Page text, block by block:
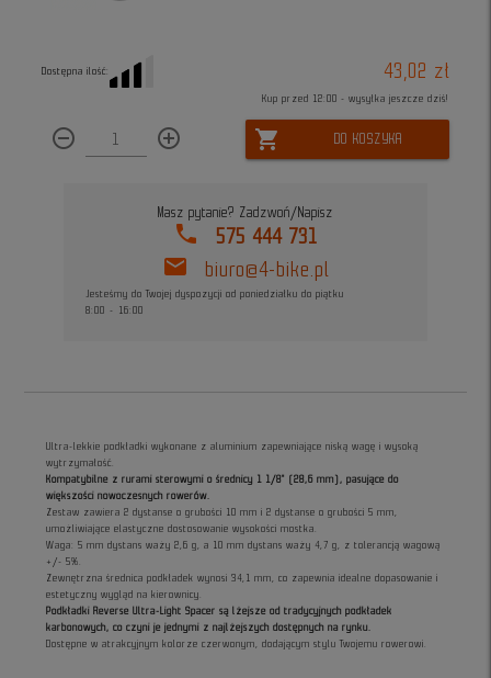
Dostępna ilość: 43,02 zł
Kup przed 12:00 - wysyłka jeszcze dziś!
remove_circle_outline add_circle_outline shopping_cart DO KOSZYKA
Masz pytanie? Zadzwoń/Napisz
phone 575 444 731
mail biuro@4-bike.pl
Jesteśmy do Twojej dyspozycji od poniedziałku do piątku
8:00 - 16:00
Ultra-lekkie podkładki wykonane z aluminium zapewniające niską wagę i wysoką
wytrzymałość.
Kompatybilne z rurami sterowymi o średnicy 1 1/8" (28,6 mm), pasujące do
większości nowoczesnych rowerów.
Zestaw zawiera 2 dystanse o grubości 10 mm i 2 dystanse o grubości 5 mm,
umożliwiające elastyczne dostosowanie wysokości mostka.
Waga: 5 mm dystans waży 2,6 g, a 10 mm dystans waży 4,7 g, z tolerancją wagową
+/- 5%.
Zewnętrzna średnica podkładek wynosi 34,1 mm, co zapewnia idealne dopasowanie i
estetyczny wygląd na kierownicy.
Podkładki Reverse Ultra-Light Spacer są lżejsze od tradycyjnych podkładek
karbonowych, co czyni je jednymi z najlżejszych dostępnych na rynku.
Dostępne w atrakcyjnym kolorze czerwonym, dodającym stylu Twojemu rowerowi.